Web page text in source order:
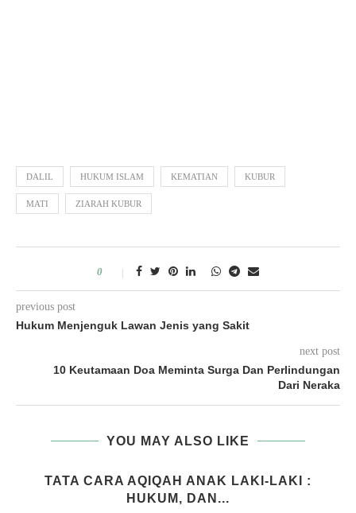
DALIL HUKUM ISLAM KEMATIAN KUBUR
MATI ZIARAH KUBUR
0
previous post
Hukum Menjenguk Lawan Jenis yang Sakit
next post
10 Keutamaan Doa Meminta Surga Dan Perlindungan
Dari Neraka
YOU MAY ALSO LIKE
TATA CARA AQIQAH ANAK LAKI-LAKI :
HUKUM, DAN...